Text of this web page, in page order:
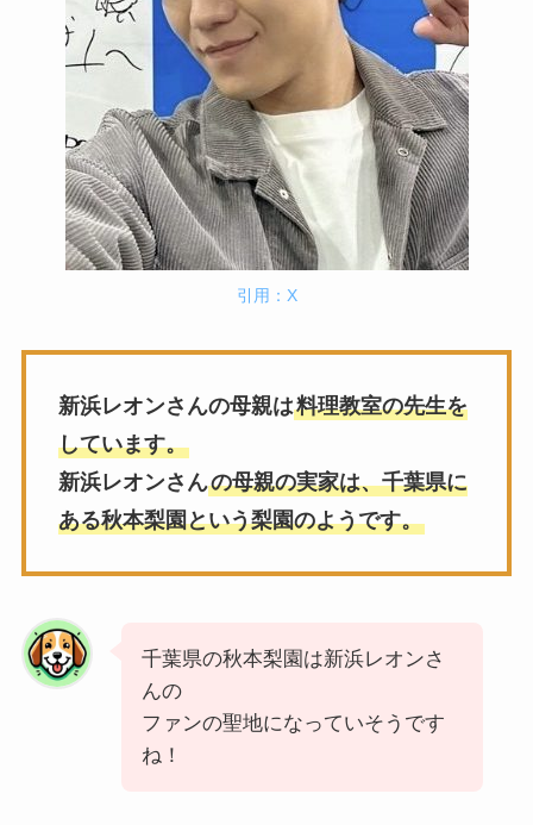
引用：X
新浜レオンさんの母親は料理教室の先生を
しています。
新浜レオンさんの母親の実家は、千葉県に
ある秋本梨園という梨園のようです。
千葉県の秋本梨園は新浜レオンさ
んの
ファンの聖地になっていそうです
ね！